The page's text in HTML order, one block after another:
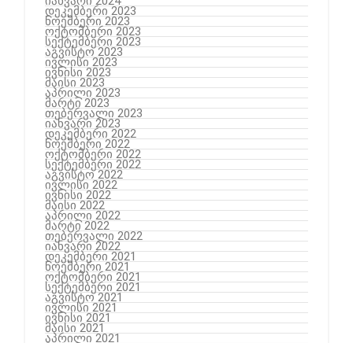
დეკემბერი 2023
ნოემბერი 2023
ოქტომბერი 2023
სექტემბერი 2023
აგვისტო 2023
ივლისი 2023
ივნისი 2023
მაისი 2023
აპრილი 2023
მარტი 2023
თებერვალი 2023
იანვარი 2023
დეკემბერი 2022
ნოემბერი 2022
ოქტომბერი 2022
სექტემბერი 2022
აგვისტო 2022
ივლისი 2022
ივნისი 2022
მაისი 2022
აპრილი 2022
მარტი 2022
თებერვალი 2022
იანვარი 2022
დეკემბერი 2021
ნოემბერი 2021
ოქტომბერი 2021
სექტემბერი 2021
აგვისტო 2021
ივლისი 2021
ივნისი 2021
მაისი 2021
აპრილი 2021